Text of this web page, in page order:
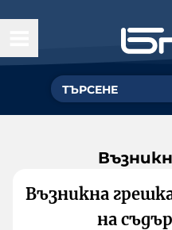
Възникна
на